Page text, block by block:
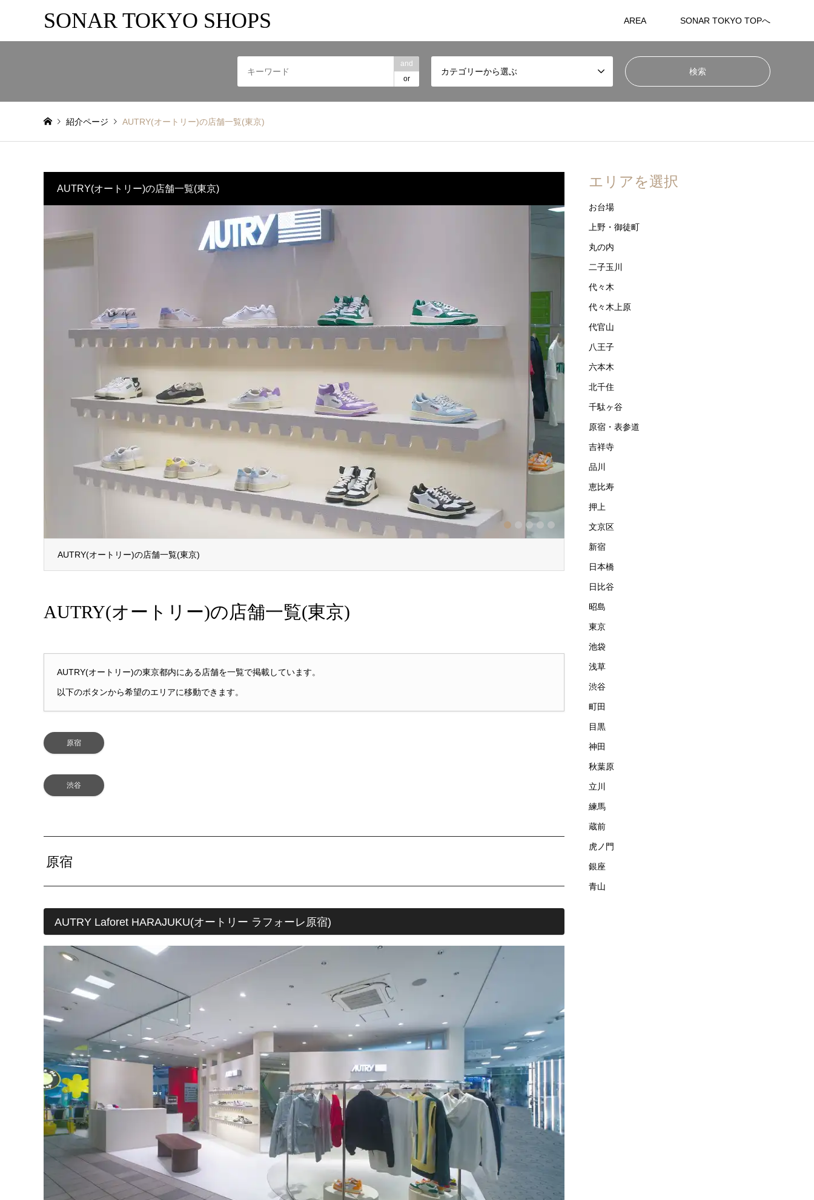
SONAR TOKYO SHOPS AREA SONAR TOKYO TOPへ
and
or
カテゴリーから選ぶ
紹介ページ AUTRY(オートリー)の店舗一覧(東京)
AUTRY(オートリー)の店舗一覧(東京)
AUTRY(オートリー)の店舗一覧(東京)
AUTRY(オートリー)の店舗一覧(東京)
1 2
AUTRY(オートリー)の店舗一覧(東京)
AUTRY(オートリー)の東京都内にある店舗を一覧で掲載しています。
以下のボタンから希望のエリアに移動できます。
原宿
渋谷
原宿
AUTRY Laforet HARAJUKU(オートリー ラフォーレ原宿)
エリアを選択
お台場
上野・御徒町
丸の内
二子玉川
代々木
代々木上原
代官山
八王子
六本木
北千住
千駄ヶ谷
原宿・表参道
吉祥寺
品川
恵比寿
押上
文京区
新宿
日本橋
日比谷
昭島
東京
池袋
浅草
渋谷
町田
目黒
神田
秋葉原
立川
練馬
蔵前
虎ノ門
銀座
青山